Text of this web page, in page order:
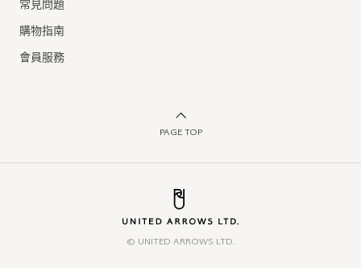
常見問題
購物指南
會員服務
PAGE TOP
© UNITED ARROWS LTD.